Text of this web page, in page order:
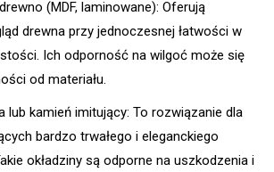
(MDF, laminowane): Oferują
drewna przy jednoczesnej łatwości w
Ich odporność na wilgoć może się
od materiału.
lub kamień imitujący: To rozwiązanie dla
bardzo trwałego i eleganckiego
okładziny są odporne na uszkodzenia i